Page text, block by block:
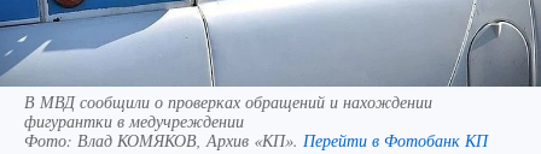
В МВД сообщили о проверках обращений и нахождении
фигурантки в медучреждении
Фото: Влад КОМЯКОВ, Архив «КП». Перейти в Фотобанк КП